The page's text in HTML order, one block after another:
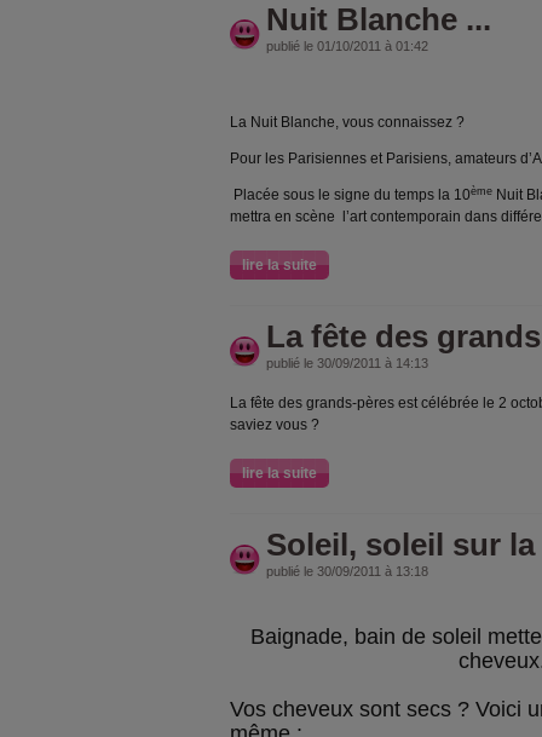
Nuit Blanche ...
publié le 01/10/2011 à 01:42
La Nuit Blanche, vous connaissez ?
Pour les Parisiennes et Parisiens, amateurs
Placée sous le signe du temps la 10ème Nuit
mettra en scène l’art contemporain dans
lire la suite
La fête des
publié le 30/09/2011 à 14:13
La fête des grands-pères est célébrée le 2
saviez vous ?
lire la suite
Soleil, soleil sur la
publié le 30/09/2011 à 13:18
Baignade, bain de soleil
Vos cheveux sont secs ? Voici